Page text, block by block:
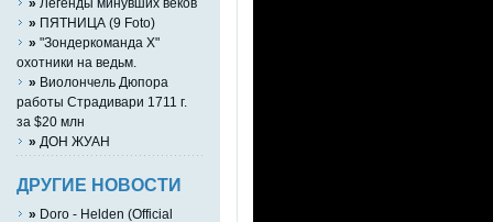
» ПЯТНИЦА (9 Foto)
» "Зондеркоманда Х"
охотники на ведьм.
» Виолончель Дюпора
работы Страдивари 1711 г.
за $20 млн
» ДОН ЖУАН
ДРУГИЕ НОВОСТИ
» Doro - Helden (Official